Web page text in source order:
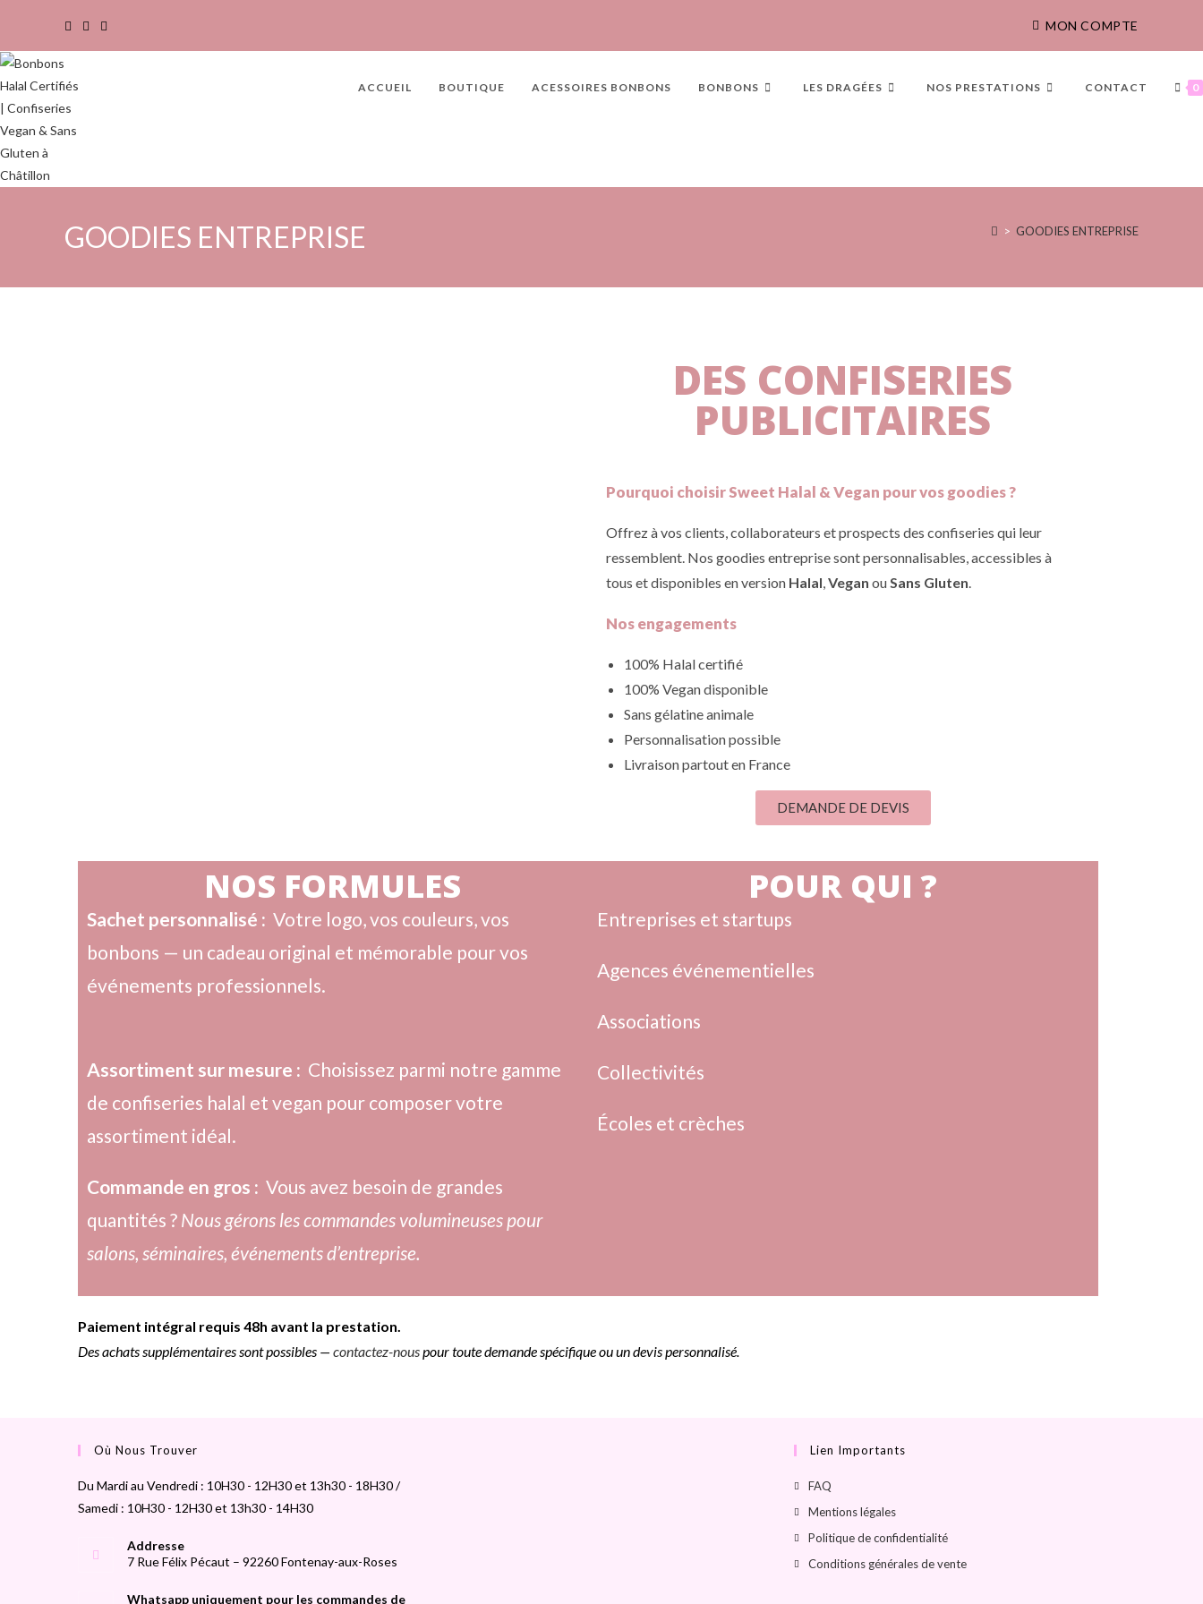
MON COMPTE
ACCUEIL BOUTIQUE ACESSOIRES BONBONS BONBONS LES DRAGÉES NOS PRESTATIONS CONTACT 0
GOODIES ENTREPRISE > GOODIES ENTREPRISE
DES CONFISERIES
PUBLICITAIRES
Pourquoi choisir Sweet Halal & Vegan pour vos goodies ?
Offrez à vos clients, collaborateurs et prospects des confiseries qui leur
ressemblent. Nos goodies entreprise sont personnalisables, accessibles à
tous et disponibles en version Halal,Vegan ouSans Gluten.
Nos engagements
100% Halal certifié
100% Vegan disponible
Sans gélatine animale
Personnalisation possible
Livraison partout en France
DEMANDE DE DEVIS
NOS FORMULES
Sachet personnalisé : Votre logo, vos couleurs, vos
bonbons — un cadeau original et mémorable pour vos
événements professionnels.
Assortiment sur mesure : Choisissez parmi notre gamme
de confiseries halal et vegan pour composer votre
assortiment idéal.
Commande en gros : Vous avez besoin de grandes
quantités ? Nous gérons les commandes volumineuses pour
salons, séminaires, événements d’entreprise.
POUR QUI ?
Entreprises et startups
Agences événementielles
Associations
Collectivités
Écoles et crèches
Paiement intégral requis 48h avant la prestation.
Des achats supplémentaires sont possibles — contactez-nouspour toute demande spécifique ou un devis personnalisé.
Où Nous Trouver
Du Mardi au Vendredi : 10H30 - 12H30 et 13h30 - 18H30 /
Samedi : 10H30 - 12H30 et 13h30 - 14H30
Addresse
7 Rue Félix Pécaut – 92260 Fontenay-aux-Roses
Whatsapp uniquement pour les commandes de
Lien Importants
FAQ
Mentions légales
Politique de confidentialité
Conditions générales de vente